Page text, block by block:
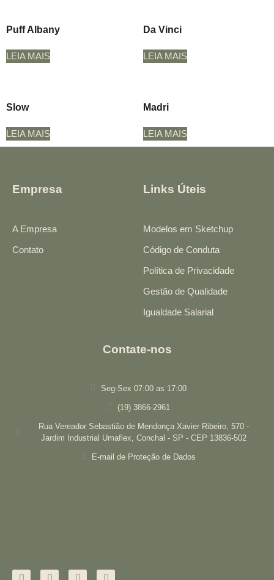
Puff Albany
LEIA MAIS
Da Vinci
LEIA MAIS
Slow
LEIA MAIS
Madri
LEIA MAIS
Empresa
A Empresa
Contato
Links Úteis
Modelos em Sketchup
Código de Conduta
Política de Privacidade
Gestão de Qualidade
Igualdade Salarial
Contate-nos
Seg-Sex 07:00 as 17:00
(19) 3866-2961
Rua Vereador Sebastião de Mendonça Xavier Ribeiro, 570 -
Jardim Industrial Umaflex, Conchal - SP - CEP 13836-502
E-mail de Proteção de Dados